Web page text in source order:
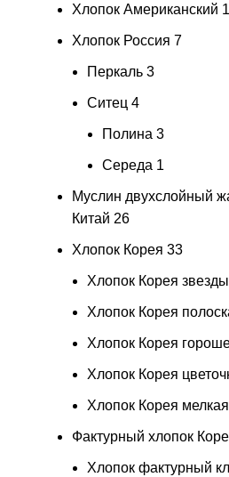
Хлопок Американский 1
Хлопок Россия 7
Перкаль 3
Ситец 4
Полина 3
Середа 1
Муслин двухслойный
Китай 26
Хлопок Корея 33
Хлопок Корея звезды
Хлопок Корея
Хлопок Корея
Хлопок Корея
Хлопок Корея мелкая
Фактурный хлопок
Хлопок фактурный